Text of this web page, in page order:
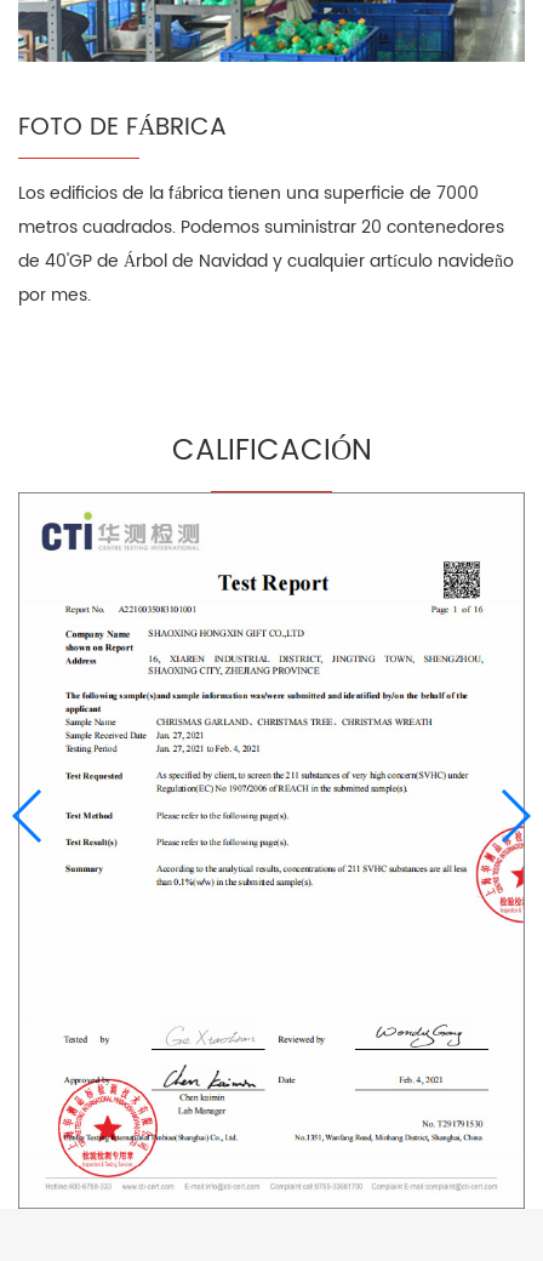
FOTO DE FÁBRICA
Los edificios de la fábrica tienen una superficie de 7000
metros cuadrados. Podemos suministrar 20 contenedores
de 40'GP de Árbol de Navidad y cualquier artículo navideño
por mes.
CALIFICACIÓN